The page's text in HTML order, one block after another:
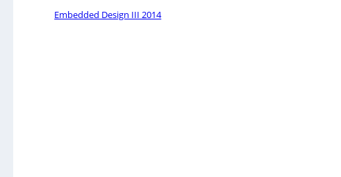
Embedded Design III 2014